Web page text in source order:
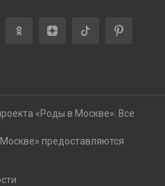
«Роды в Москве». Все
предоставляются